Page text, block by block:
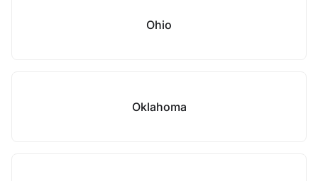
Ohio
Oklahoma